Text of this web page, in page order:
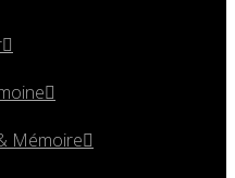
Mémoire